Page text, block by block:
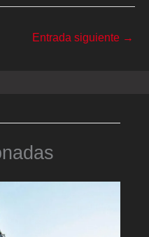
Entrada siguiente →